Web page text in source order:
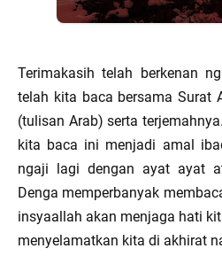
Terimakasih telah berkenan
telah kita baca bersama Surat
(tulisan Arab) serta
kita baca ini menjadi amal
ngaji lagi dengan ayat ayat
Denga memperbanyak
insyaallah akan menjaga hati
menyelamatkan kita di akhirat